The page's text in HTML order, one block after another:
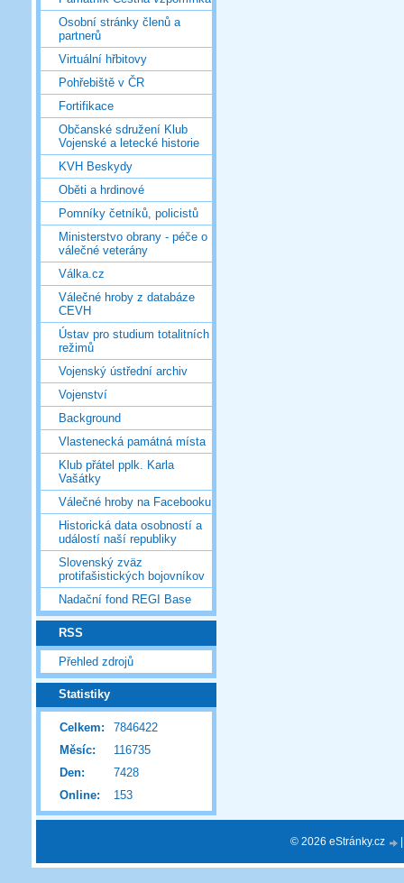
Osobní stránky členů a
partnerů
Virtuální hřbitovy
Pohřebiště v ČR
Fortifikace
Občanské sdružení Klub
Vojenské a letecké historie
KVH Beskydy
Oběti a hrdinové
Pomníky četníků, policistů
Ministerstvo obrany - péče o
válečné veterány
Válka.cz
Válečné hroby z databáze
CEVH
Ústav pro studium totalitních
režimů
Vojenský ústřední archiv
Vojenství
Background
Vlastenecká památná místa
Klub přátel pplk. Karla
Vašátky
Válečné hroby na Facebooku
Historická data osobností a
událostí naší republiky
Slovenský zväz
protifašistických bojovníkov
Nadační fond REGI Base
RSS
Přehled zdrojů
Statistiky
Online: 153
Celkem:
7846422
Měsíc:
116735
Den:
7428
© 2026 eStránky.cz